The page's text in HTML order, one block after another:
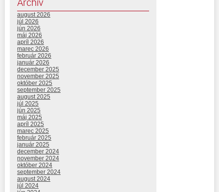
august 2026
júl 2026
jún 2026
máj 2026
apríl 2026
marec 2026
február 2026
január 2026
december 2025
november 2025
október 2025
september 2025
august 2025
júl 2025
jún 2025
máj 2025
apríl 2025
marec 2025
február 2025
január 2025
december 2024
november 2024
október 2024
september 2024
august 2024
júl 2024